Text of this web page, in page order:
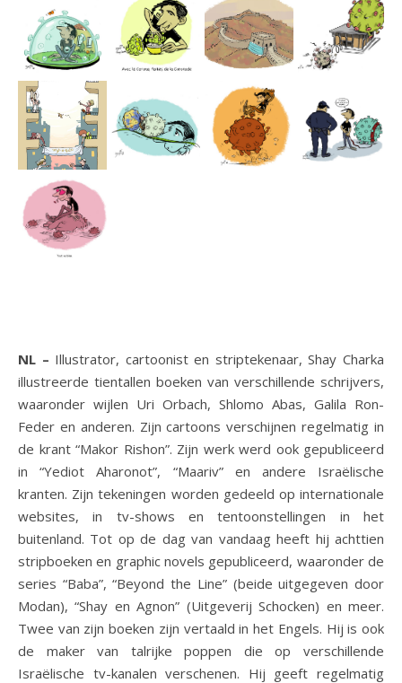
NL – Illustrator, cartoonist en striptekenaar, Shay Charka
illustreerde tientallen boeken van verschillende schrijvers,
waaronder wijlen Uri Orbach, Shlomo Abas, Galila Ron-
Feder en anderen. Zijn cartoons verschijnen regelmatig in
de krant “Makor Rishon”. Zijn werk werd ook gepubliceerd
in “Yediot Aharonot”, “Maariv” en andere Israëlische
kranten. Zijn tekeningen worden gedeeld op internationale
websites, in tv-shows en tentoonstellingen in het
buitenland. Tot op de dag van vandaag heeft hij achttien
stripboeken en graphic novels gepubliceerd, waaronder de
series “Baba”, “Beyond the Line” (beide uitgegeven door
Modan), “Shay en Agnon” (Uitgeverij Schocken) en meer.
Twee van zijn boeken zijn vertaald in het Engels. Hij is ook
de maker van talrijke poppen die op verschillende
Israëlische tv-kanalen verschenen. Hij geeft regelmatig